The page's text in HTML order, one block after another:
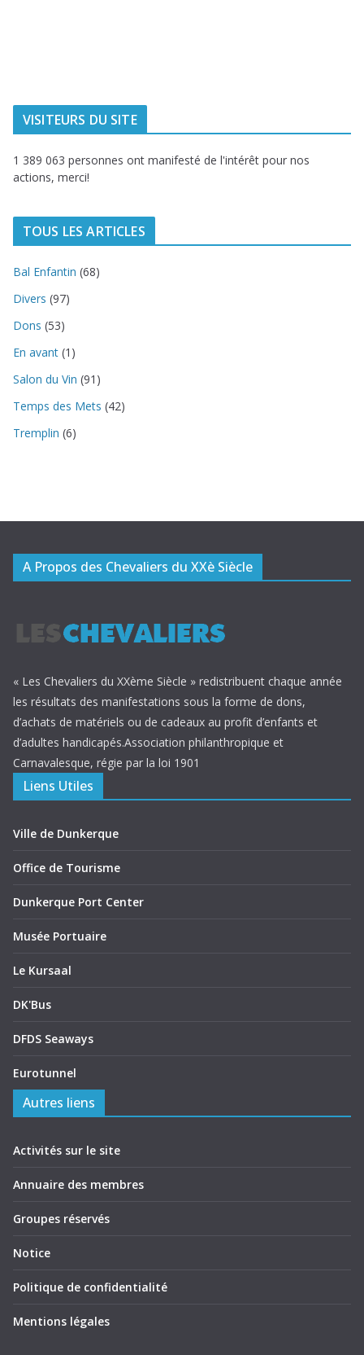
VISITEURS DU SITE
1 389 063 personnes ont manifesté de l'intérêt pour nos
actions, merci!
TOUS LES ARTICLES
Bal Enfantin (68)
Divers (97)
Dons (53)
En avant (1)
Salon du Vin (91)
Temps des Mets (42)
Tremplin (6)
A Propos des Chevaliers du XXè Siècle
« Les Chevaliers du XXème Siècle » redistribuent chaque année
les résultats des manifestations sous la forme de dons,
d’achats de matériels ou de cadeaux au profit d’enfants et
d’adultes handicapés.Association philanthropique et
Carnavalesque, régie par la loi 1901
Liens Utiles
Ville de Dunkerque
Office de Tourisme
Dunkerque Port Center
Musée Portuaire
Le Kursaal
DK'Bus
DFDS Seaways
Eurotunnel
Autres liens
Activités sur le site
Annuaire des membres
Groupes réservés
Notice
Politique de confidentialité
Mentions légales